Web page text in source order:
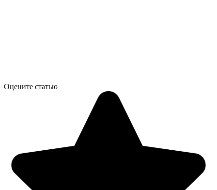
Оцените статью